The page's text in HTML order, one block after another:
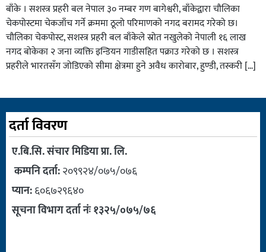
बाँके । सशस्त्र प्रहरी बल नेपाल ३० नम्बर गण बागेश्वरी, बाँकेद्वारा चौलिका
चेकपोस्टमा चेकजाँच गर्ने क्रममा ठूलो परिमाणको नगद बरामद गरेको छ।
चौलिका चेकपोस्ट, सशस्त्र प्रहरी बल बाँकेले स्रोत नखुलेको नेपाली १६ लाख
नगद बोकेका २ जना व्यक्ति इन्डियन गाडीसहित पक्राउ गरेको छ । सशस्त्र
प्रहरीले भारतसँग जोडिएको सीमा क्षेत्रमा हुने अवैध कारोबार, हुण्डी, तस्करी […]
दर्ता विवरण
ए.बि.सि. संचार मिडिया प्रा. लि.
कम्पनि दर्ता:२०९९२४/०७५/०७६
प्यान:६०६७२९६४०
सूचना विभाग दर्ता नंः १३२५/०७५/७६